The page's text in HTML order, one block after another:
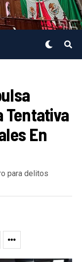
Tentativa
En
para delitos